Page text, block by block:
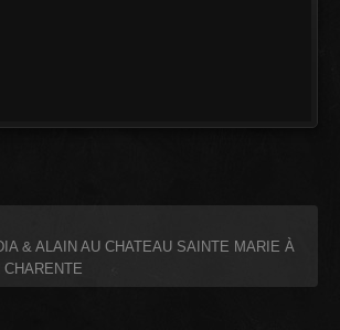
& ALAIN AU CHATEAU SAINTE MARIE À